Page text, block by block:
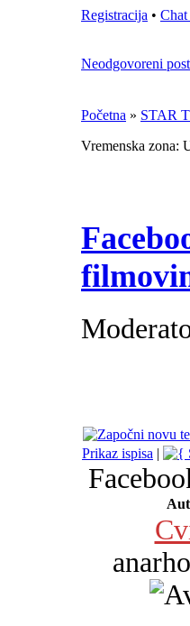
Registracija • Chat
Neodgovoreni
Početna » STAR
Vremenska zona:
Prikaz ispisa |